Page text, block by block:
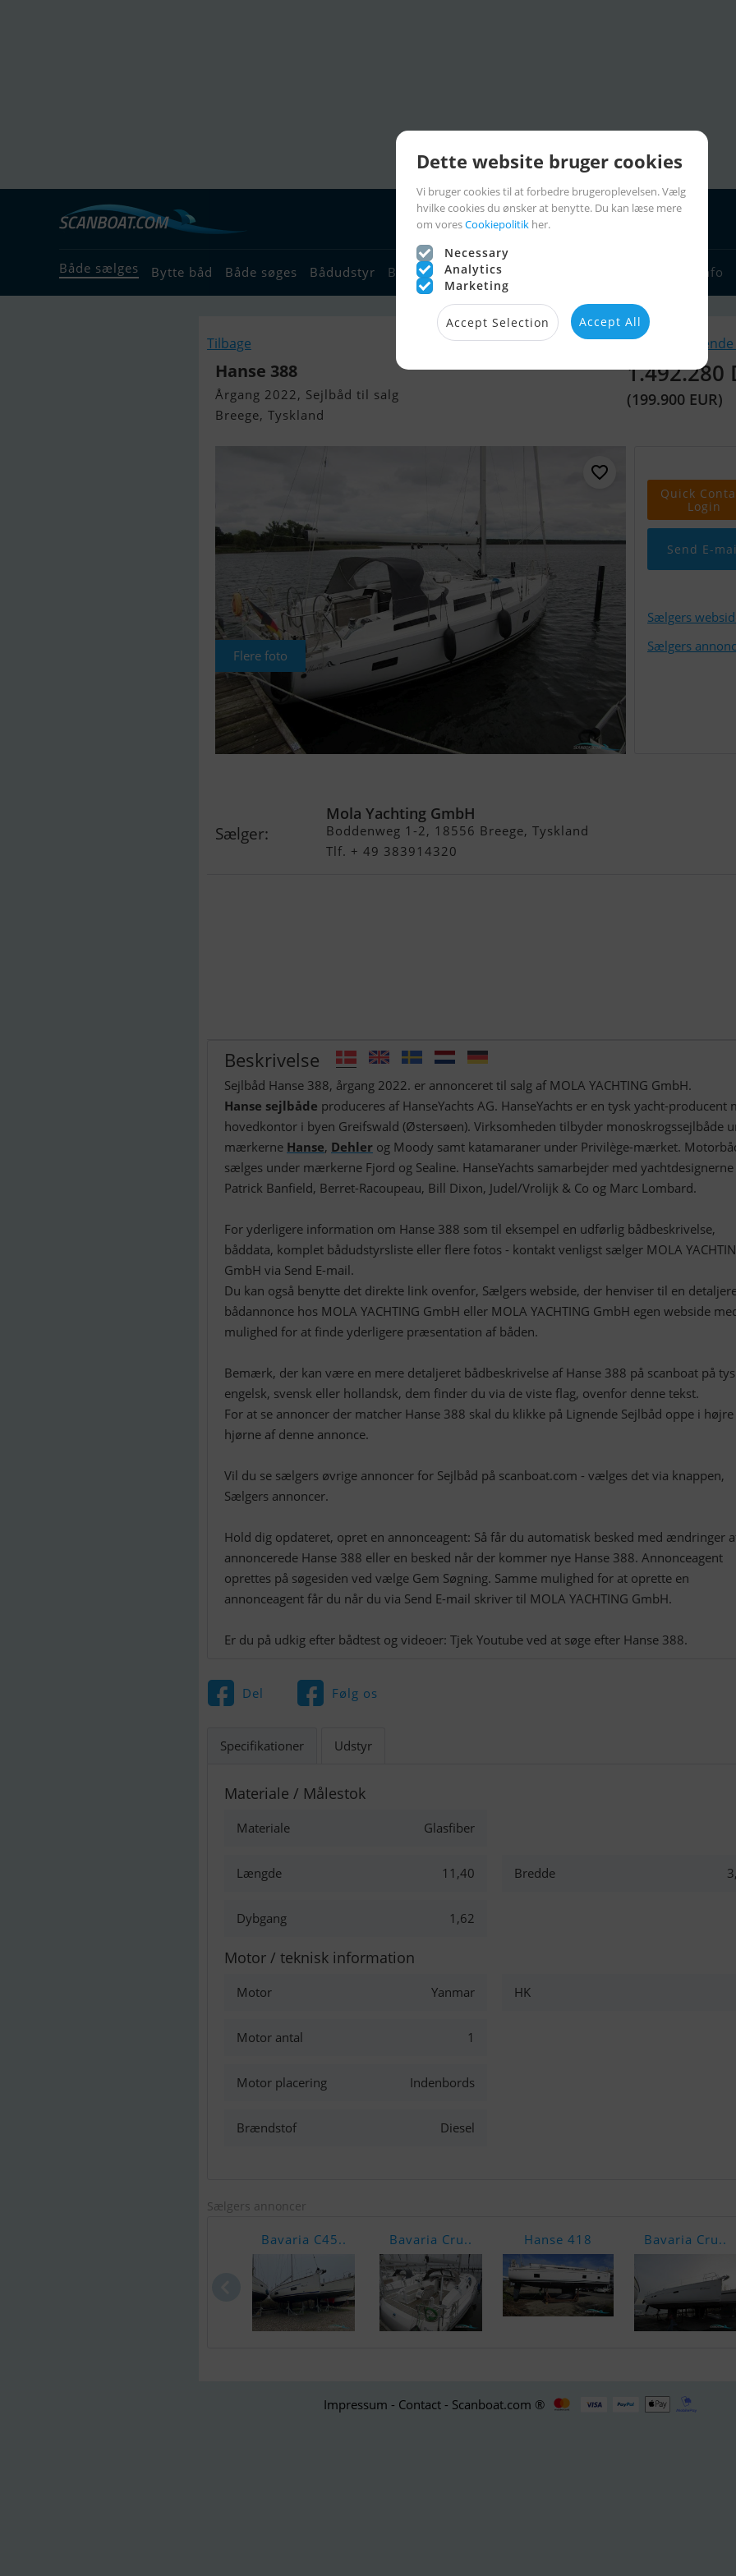
Både sælges Bytte båd Både søges Bådudstyr Bådforhandlere Sejlerlinks Sejlerinfo
Tilbage
Hanse 388
Årgang 2022, Sejlbåd til salg
Breege, Tyskland
1.492.280
(199.900 EUR)
Flere foto
Quick
Login
Send E-
Sælgers
Sælgers
Sælger:
Mola Yachting GmbH
Boddenweg 1-2, 18556 Breege, Tyskland
Tlf. + 49 383914320
Beskrivelse
Hanse sejlbåde produceres af HanseYachts AG. HanseYachts er en tysk yacht-producent
hovedkontor i byen Greifswald (Østersøen). Virksomheden tilbyder monoskrogssejlbåde
mærkerne Hanse, Dehler og Moody samt katamaraner under Privilège-mærket.
sælges under mærkerne Fjord og Sealine. HanseYachts samarbejder med yachtdesignerne
Patrick Banfield, Berret-Racoupeau, Bill Dixon, Judel/Vrolijk & Co og Marc Lombard.
For yderligere information om Hanse 388 som til eksempel en udførlig bådbeskrivelse,
båddata, komplet bådudstyrsliste eller flere fotos - kontakt venligst sælger MOLA
GmbH via Send E-mail.
Du kan også benytte det direkte link ovenfor, Sælgers webside, der henviser til en
bådannonce hos MOLA YACHTING GmbH eller MOLA YACHTING GmbH egen webside
mulighed for at finde yderligere præsentation af båden.
Bemærk, der kan være en mere detaljeret bådbeskrivelse af Hanse 388 på scanboat på
engelsk, svensk eller hollandsk, dem finder du via de viste flag, ovenfor denne tekst.
For at se annoncer der matcher Hanse 388 skal du klikke på Lignende Sejlbåd oppe i højre
hjørne af denne annonce.
Vil du se sælgers øvrige annoncer for Sejlbåd på scanboat.com - vælges det via knappen,
Sælgers annoncer.
Hold dig opdateret, opret en annonceagent: Så får du automatisk besked med ændringer
annoncerede Hanse 388 eller en besked når der kommer nye Hanse 388. Annonceagent
oprettes på søgesiden ved vælge Gem Søgning. Samme mulighed for at oprette en
annonceagent får du når du via Send E-mail skriver til MOLA YACHTING GmbH.
Del Følg os
Specifikationer Udstyr
Materiale / Målestok
Materiale Glasfiber
Længde 11,40 Bredde
Dybgang 1,62
Motor / teknisk information
Motor Yanmar HK
Motor antal 1
Motor placering Indenbords
Brændstof Diesel
Sælgers annoncer
Bavaria C45.. Bavaria Cru.. Hanse 418 Bavaria Cru..
Impressum - Contact - Scanboat.com ®
Dette website bruger cookies
Vi bruger cookies til at forbedre brugeroplevelsen. Vælg
hvilke cookies du ønsker at benytte. Du kan læse mere
om voresCookiepolitik her.
Necessary
Analytics
Marketing
Accept Selection Accept All